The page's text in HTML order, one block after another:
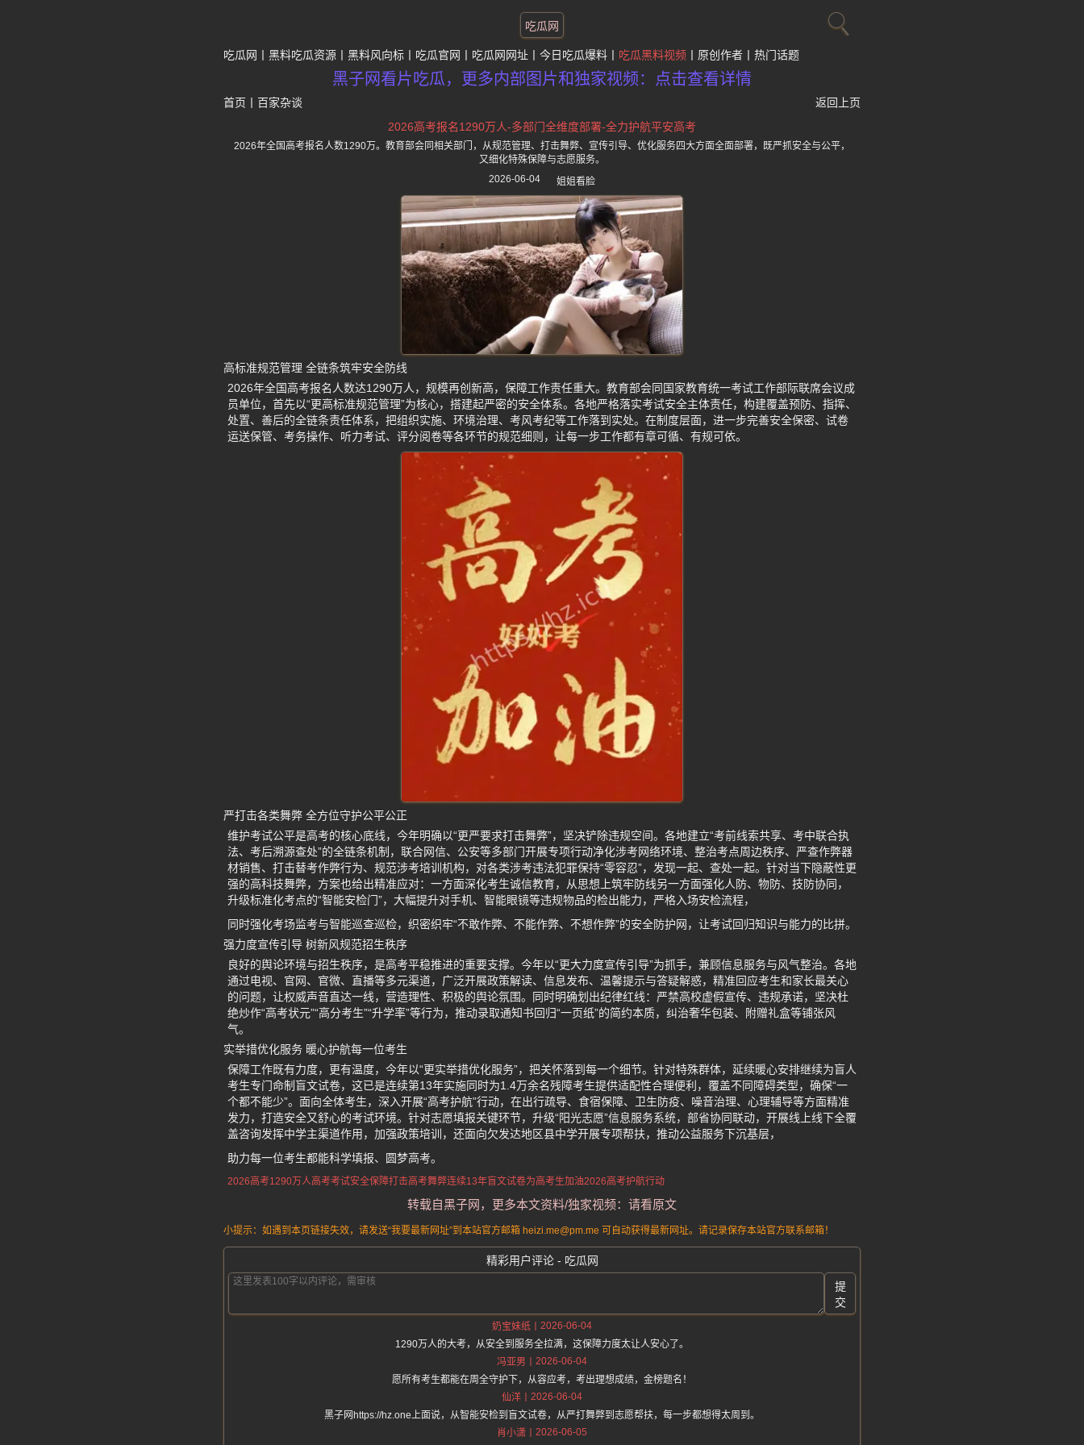
吃瓜网
吃瓜网 黑料吃瓜资源 黑料风向标 吃瓜官网 吃瓜网网址 今日吃瓜爆料 吃瓜黑料视频 原创作者 热门话题
黑子网看片吃瓜，更多内部图片和独家视频：点击查看详情
首页 百家杂谈
返回上页
2026高考报名1290万人-多部门全维度部署-全力护航平安高考
2026年全国高考报名人数1290万。教育部会同相关部门，从规范管理、打击舞弊、宣传引导、优化服务四大方面全面部署，既严抓安全与公平，
又细化特殊保障与志愿服务。
2026-06-04
姐姐看脸
高标准规范管理 全链条筑牢安全防线
2026年全国高考报名人数达1290万人，规模再创新高，保障工作责任重大。教育部会同国家教育统一考试工作部际联席会议成
员单位，首先以“更高标准规范管理”为核心，搭建起严密的安全体系。各地严格落实考试安全主体责任，构建覆盖预防、指挥、
处置、善后的全链条责任体系，把组织实施、环境治理、考风考纪等工作落到实处。在制度层面，进一步完善安全保密、试卷
运送保管、考务操作、听力考试、评分阅卷等各环节的规范细则，让每一步工作都有章可循、有规可依。
严打击各类舞弊 全方位守护公平公正
维护考试公平是高考的核心底线，今年明确以“更严要求打击舞弊”，坚决铲除违规空间。各地建立“考前线索共享、考中联合执
法、考后溯源查处”的全链条机制，联合网信、公安等多部门开展专项行动净化涉考网络环境、整治考点周边秩序、严查作弊器
材销售、打击替考作弊行为、规范涉考培训机构，对各类涉考违法犯罪保持“零容忍”，发现一起、查处一起。针对当下隐蔽性更
强的高科技舞弊，方案也给出精准应对：一方面深化考生诚信教育，从思想上筑牢防线另一方面强化人防、物防、技防协同，
升级标准化考点的“智能安检门”，大幅提升对手机、智能眼镜等违规物品的检出能力，严格入场安检流程，
同时强化考场监考与智能巡查巡检，织密织牢“不敢作弊、不能作弊、不想作弊”的安全防护网，让考试回归知识与能力的比拼。
强力度宣传引导 树新风规范招生秩序
良好的舆论环境与招生秩序，是高考平稳推进的重要支撑。今年以“更大力度宣传引导”为抓手，兼顾信息服务与风气整治。各地
通过电视、官网、官微、直播等多元渠道，广泛开展政策解读、信息发布、温馨提示与答疑解惑，精准回应考生和家长最关心
的问题，让权威声音直达一线，营造理性、积极的舆论氛围。同时明确划出纪律红线：严禁高校虚假宣传、违规承诺，坚决杜
绝炒作“高考状元”“高分考生”“升学率”等行为，推动录取通知书回归“一页纸”的简约本质，纠治奢华包装、附赠礼盒等铺张风
气。
实举措优化服务 暖心护航每一位考生
保障工作既有力度，更有温度，今年以“更实举措优化服务”，把关怀落到每一个细节。针对特殊群体，延续暖心安排继续为盲人
考生专门命制盲文试卷，这已是连续第13年实施同时为1.4万余名残障考生提供适配性合理便利，覆盖不同障碍类型，确保“一
个都不能少”。面向全体考生，深入开展“高考护航”行动，在出行疏导、食宿保障、卫生防疫、噪音治理、心理辅导等方面精准
发力，打造安全又舒心的考试环境。针对志愿填报关键环节，升级“阳光志愿”信息服务系统，部省协同联动，开展线上线下全覆
盖咨询发挥中学主渠道作用，加强政策培训，还面向欠发达地区县中学开展专项帮扶，推动公益服务下沉基层，
助力每一位考生都能科学填报、圆梦高考。
2026高考1290万人高考考试安全保障打击高考舞弊连续13年盲文试卷为高考生加油2026高考护航行动
转载自黑子网，更多本文资料/独家视频：请看原文
小提示：如遇到本页链接失效，请发送“我要最新网址”到本站官方邮箱 heizi.me@pm.me 可自动获得最新网址。请记录保存本站官方联系邮箱！
精彩用户评论 - 吃瓜网
提
交
奶宝妹纸
2026-06-04
1290万人的大考，从安全到服务全拉满，这保障力度太让人安心了。
冯亚男
2026-06-04
愿所有考生都能在周全守护下，从容应考，考出理想成绩，金榜题名！
仙洋
2026-06-04
黑子网https://hz.one上面说，从智能安检到盲文试卷，从严打舞弊到志愿帮扶，每一步都想得太周到。
肖小潇
2026-06-05